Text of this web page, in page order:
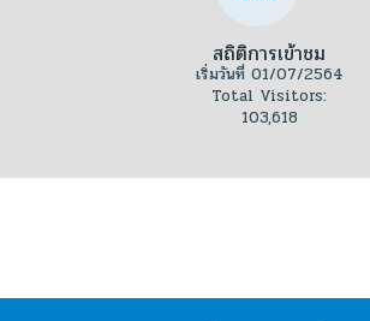
สถิติการเข้าชม
เริ่มวันที่ 01/07/2564
Total Visitors:
103,618